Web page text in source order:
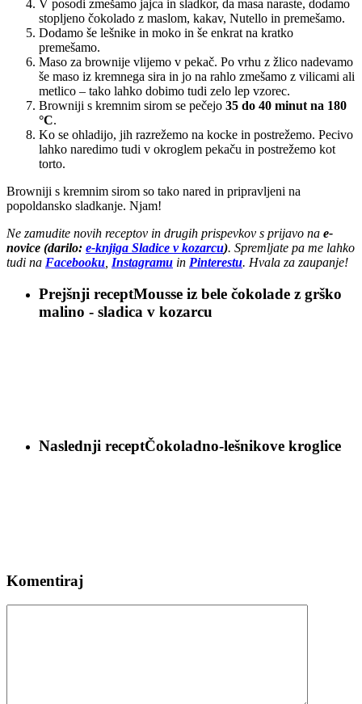
V posodi zmešamo jajca in sladkor, da masa naraste, dodamo
stopljeno čokolado z maslom, kakav, Nutello in premešamo.
Dodamo še lešnike in moko in še enkrat na kratko
premešamo.
Maso za brownije vlijemo v pekač. Po vrhu z žlico nadevamo
še maso iz kremnega sira in jo na rahlo zmešamo z vilicami ali
metlico – tako lahko dobimo tudi zelo lep vzorec.
Browniji s kremnim sirom se pečejo 35 do 40 minut na 180
°C.
Ko se ohladijo, jih razrežemo na kocke in postrežemo. Pecivo
lahko naredimo tudi v okroglem pekaču in postrežemo kot
torto.
Browniji s kremnim sirom so tako nared in pripravljeni na
popoldansko sladkanje. Njam!
Ne zamudite novih receptov in drugih prispevkov s prijavo na e-
novice (darilo: e-knjiga Sladice v kozarcu). Spremljate pa me lahko
tudi na Facebooku Instagramu in Pinterestu. Hvala za zaupanje!
Prejšnji receptMousse iz bele čokolade z grško
malino - sladica v kozarcu
Naslednji receptČokoladno-lešnikove kroglice
Komentiraj